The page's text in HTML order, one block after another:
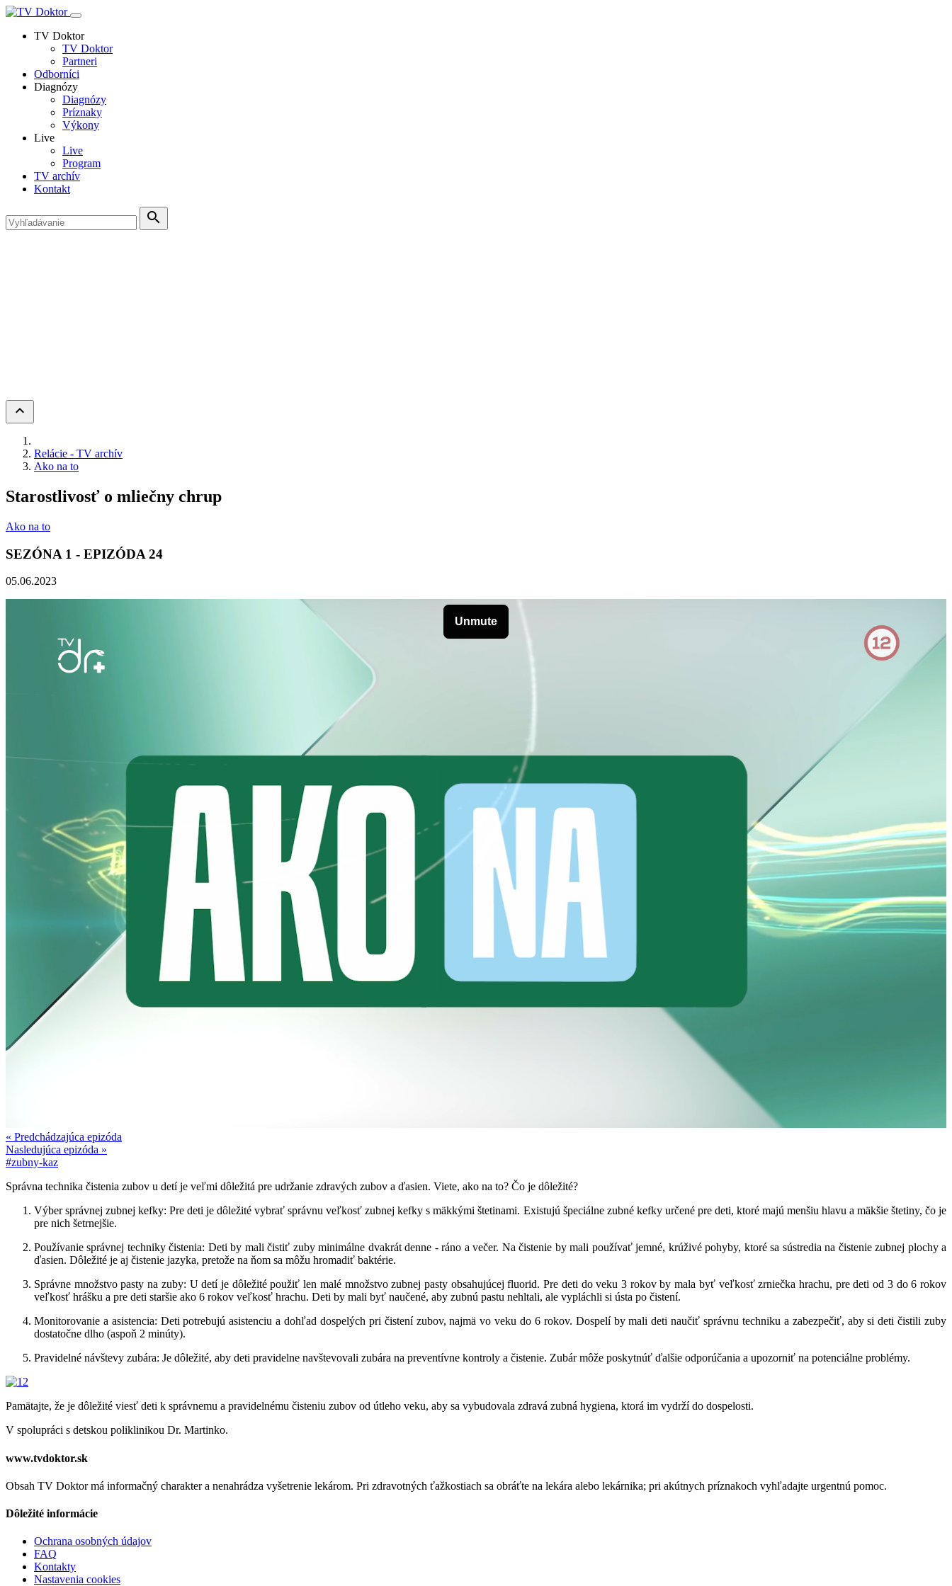
TV Doktor
TV Doktor
Partneri
Odborníci
Diagnózy
Diagnózy
Príznaky
Výkony
Live
Live
Program
TV archív
Kontakt
search
keyboard_arrow_up
Relácie - TV archív
Ako na to
Starostlivosť o mliečny chrup
Ako na to
SEZÓNA 1 - EPIZÓDA 24
05.06.2023
« Predchádzajúca epizóda
Nasledujúca epizóda »
#zubny-kaz
Správna technika čistenia zubov u detí je veľmi dôležitá pre udržanie zdravých zubov a ďasien. Viete, ako na to? Čo je dôležité?
Výber správnej zubnej kefky: Pre deti je dôležité vybrať správnu veľkosť zubnej kefky s mäkkými štetinami. Existujú špeciálne zubné kefky určené pre deti, ktoré majú menšiu hlavu a mäkšie štetiny, čo je
pre nich šetrnejšie.
Používanie správnej techniky čistenia: Deti by mali čistiť zuby minimálne dvakrát denne - ráno a večer. Na čistenie by mali používať jemné, krúživé pohyby, ktoré sa sústredia na čistenie zubnej plochy a
ďasien. Dôležité je aj čistenie jazyka, pretože na ňom sa môžu hromadiť baktérie.
Správne množstvo pasty na zuby: U detí je dôležité použiť len malé množstvo zubnej pasty obsahujúcej fluorid. Pre deti do veku 3 rokov by mala byť veľkosť zrniečka hrachu, pre deti od 3 do 6 rokov
veľkosť hrášku a pre deti staršie ako 6 rokov veľkosť hrachu. Deti by mali byť naučené, aby zubnú pastu nehltali, ale vypláchli si ústa po čistení.
Monitorovanie a asistencia: Deti potrebujú asistenciu a dohľad dospelých pri čistení zubov, najmä vo veku do 6 rokov. Dospelí by mali deti naučiť správnu techniku a zabezpečiť, aby si deti čistili zuby
dostatočne dlho (aspoň 2 minúty).
Pravidelné návštevy zubára: Je dôležité, aby deti pravidelne navštevovali zubára na preventívne kontroly a čistenie. Zubár môže poskytnúť ďalšie odporúčania a upozorniť na potenciálne problémy.
Pamätajte, že je dôležité viesť deti k správnemu a pravidelnému čisteniu zubov od útleho veku, aby sa vybudovala zdravá zubná hygiena, ktorá im vydrží do dospelosti.
V spolupráci s detskou poliklinikou Dr. Martinko.
www.tvdoktor.sk
Obsah TV Doktor má informačný charakter a nenahrádza vyšetrenie lekárom. Pri zdravotných ťažkostiach sa obráťte na lekára alebo lekárnika; pri akútnych príznakoch vyhľadajte urgentnú pomoc.
Dôležité informácie
Ochrana osobných údajov
FAQ
Kontakty
Nastavenia cookies